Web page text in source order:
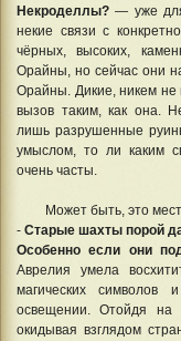
Некроделлы? — уже
некие связи с
чёрных, высоких,
Орайны, но сейчас они
Орайны. Дикие, никем не
вызов таким, как она.
лишь разрушенные
умыслом, то ли каким
очень часты.
Может быть, это
- Старые шахты порой
Особенно если они
Аврелия умела
магических символов
освещении. Отойдя на
окидывая взглядом